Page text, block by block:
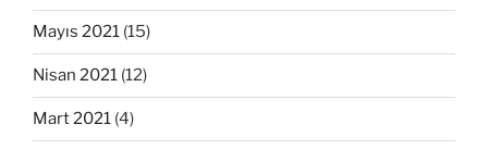
Mayıs 2021 (15)
Nisan 2021 (12)
Mart 2021 (4)